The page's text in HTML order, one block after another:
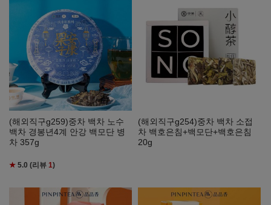
(해외직구g259)중차 백차 노수
백차 경봉년4계 안강 백모단 병
차 357g
★ 5.0 (리뷰 1)
(해외직구g254)중차 백차 소접
차 백호은침+백모단+백호은침
20g